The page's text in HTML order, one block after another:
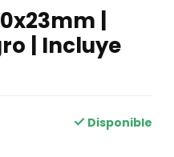
|
| Incluye
Disponible